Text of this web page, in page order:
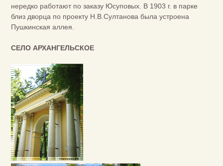
нередко работают по заказу Юсуповых. В 1903 г. в парке
близ дворца по проекту Н.В.Султанова была устроена
Пушкинская аллея.
СЕЛО АРХАНГЕЛЬСКОЕ